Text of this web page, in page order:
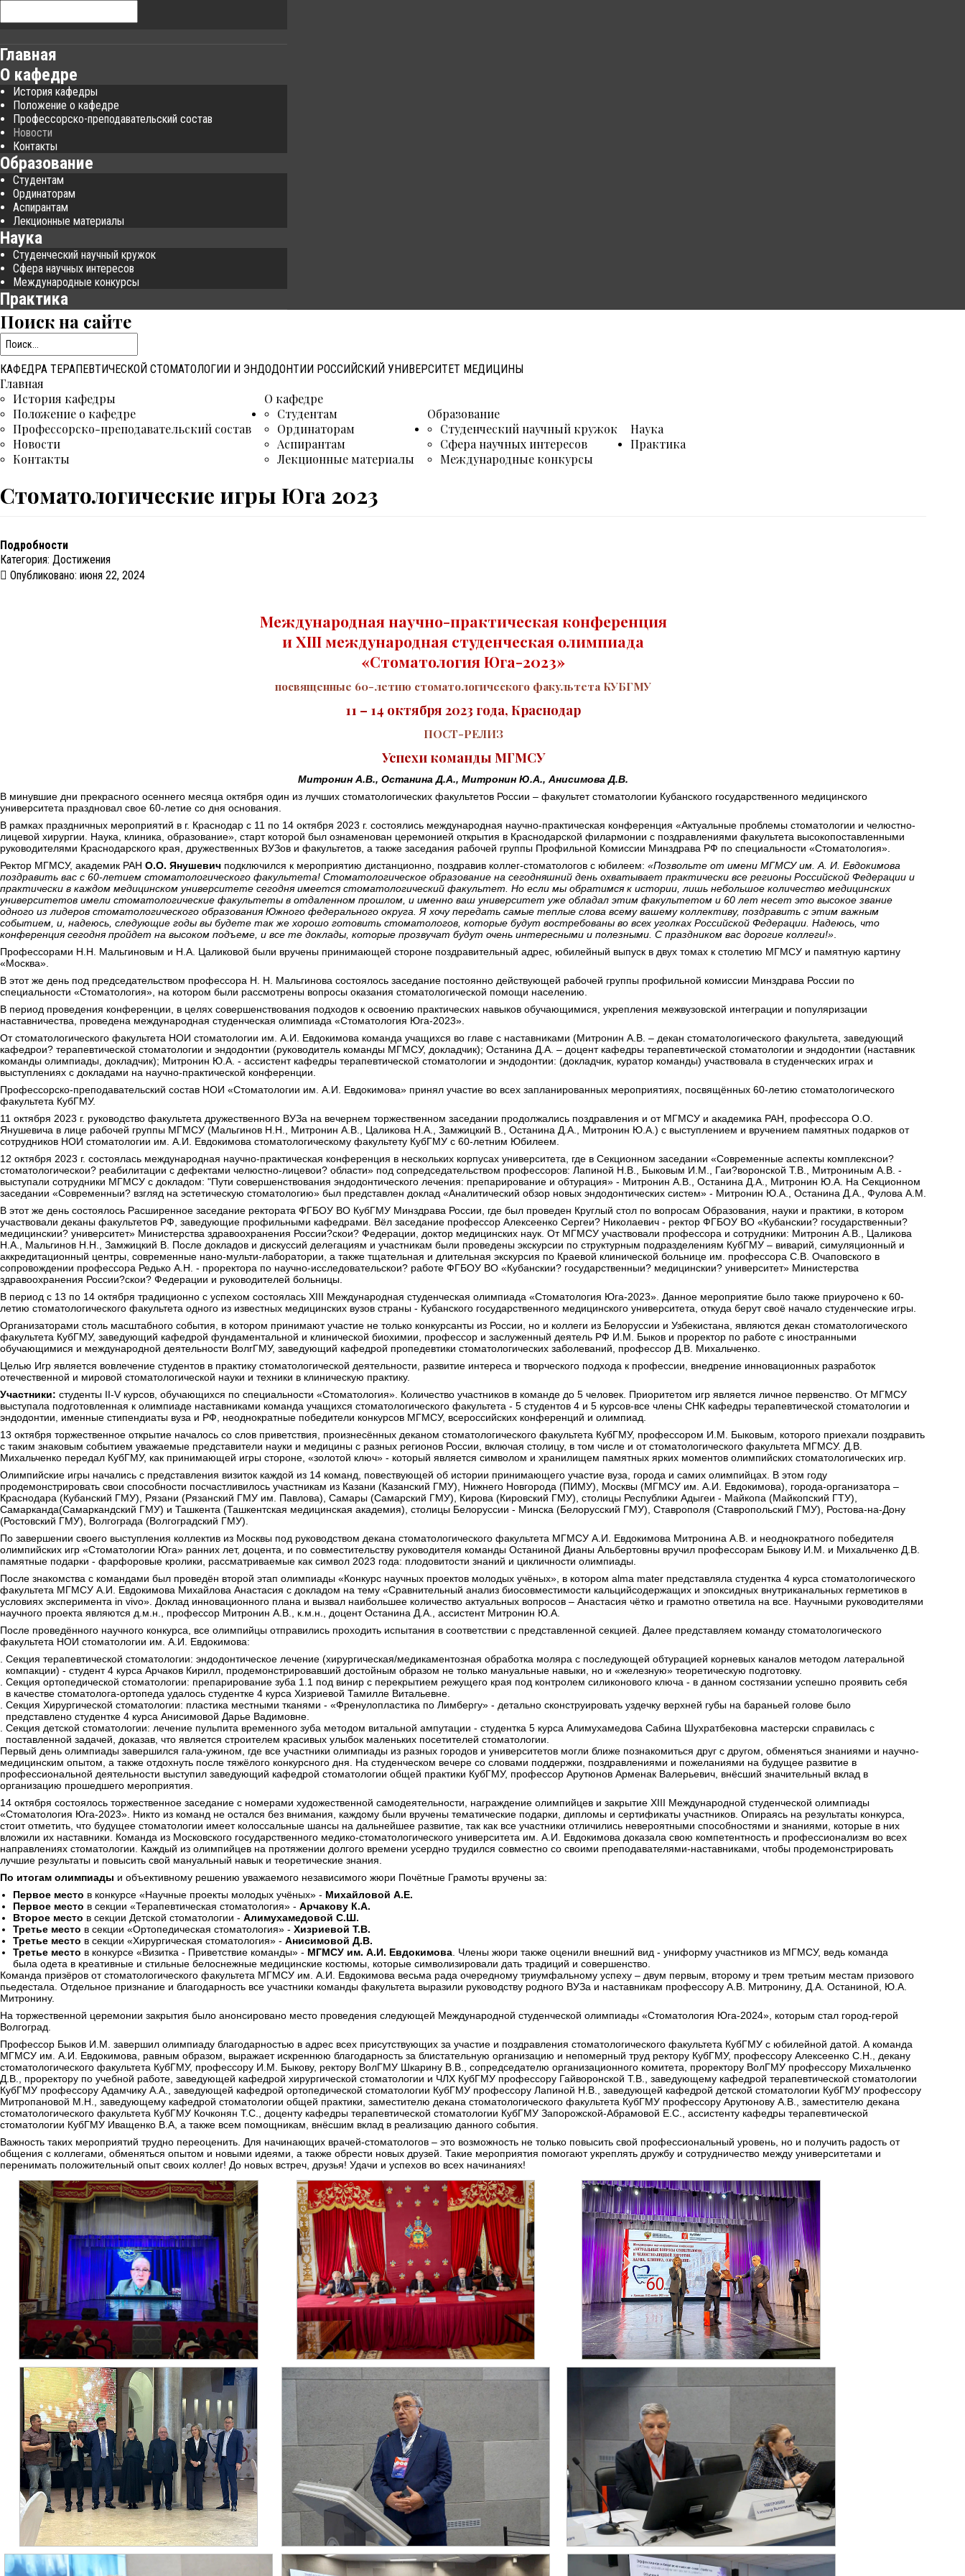
Главная
О кафедре
История кафедры
Положение о кафедре
Профессорско-преподавательский состав
Новости
Контакты
Образование
Студентам
Ординаторам
Аспирантам
Лекционные материалы
Наука
Студенческий научный кружок
Сфера научных интересов
Международные конкурсы
Практика
Поискна сайте
КАФЕДРА ТЕРАПЕВТИЧЕСКОЙ СТОМАТОЛОГИИ И ЭНДОДОНТИИ РОССИЙСКИЙ УНИВЕРСИТЕТ МЕДИЦИНЫ
Главная
О кафедре
История кафедры
Положение о кафедре
Профессорско-преподавательский состав
Новости
Контакты
Образование
Студентам
Ординаторам
Аспирантам
Лекционные материалы
Наука
Студенческий научный кружок
Сфера научных интересов
Международные конкурсы
Практика
Стоматологические игры Юга 2023
Подробности
Категория: Достижения
Опубликовано: июня 22, 2024
Международная научно-практическая конференция
и XIII международная студенческая олимпиада
«Стоматология Юга-2023»
посвященные 60-летию стоматологического факультета КУБГМУ
11 – 14 октября 2023 года, Краснодар
ПОСТ-РЕЛИЗ
Успехи команды МГМСУ
Митронин А.В., Останина Д.А., Митронин Ю.А., Анисимова Д.В.
В минувшие дни прекрасного осеннего месяца октября один из лучших стоматологических факультетов России – факультет стоматологии Кубанского государственного медицинского
университета праздновал свое 60-летие со дня основания.
В рамках праздничных мероприятий в г. Краснодар с 11 по 14 октября 2023 г. состоялись международная научно-практическая конференция «Актуальные проблемы стоматологии и челюстно-
лицевой хирургии. Наука, клиника, образование», старт которой был ознаменован церемонией открытия в Краснодарской филармонии с поздравлениями факультета высокопоставленными
руководителями Краснодарского края, дружественных ВУЗов и факультетов, а также заседания рабочей группы Профильной Комиссии Минздрава РФ по специальности «Стоматология».
Ректор МГМСУ, академик РАН О.О. Янушевич подключился к мероприятию дистанционно, поздравив коллег-стоматологов с юбилеем: «Позвольте от имени МГМСУ им. А. И. Евдокимова
поздравить вас с 60-летием стоматологического факультета! Стоматологическое образование на сегодняшний день охватывает практически все регионы Российской Федерации и
практически в каждом медицинском университете сегодня имеется стоматологический факультет. Но если мы обратимся к истории, лишь небольшое количество медицинских
университетов имели стоматологические факультеты в отдаленном прошлом, и именно ваш университет уже обладал этим факультетом и 60 лет несет это высокое звание
одного из лидеров стоматологического образования Южного федерального округа. Я хочу передать самые теплые слова всему вашему коллективу, поздравить с этим важным
событием, и, надеюсь, следующие годы вы будете так же хорошо готовить стоматологов, которые будут востребованы во всех уголках Российской Федерации. Надеюсь, что
конференция сегодня пройдет на высоком подъеме, и все те доклады, которые прозвучат будут очень интересными и полезными. С праздником вас дорогие коллеги!»
Профессорами Н.Н. Мальгиновым и Н.А. Цаликовой были вручены принимающей стороне поздравительный адрес, юбилейный выпуск в двух томах к столетию МГМСУ и памятную картину
«Москва».
В этот же день под председательством профессора Н. Н. Мальгинова состоялось заседание постоянно действующей рабочей группы профильной комиссии Минздрава России по
специальности «Стоматология», на котором были рассмотрены вопросы оказания стоматологической помощи населению.
В период проведения конференции, в целях совершенствования подходов к освоению практических навыков обучающимися, укрепления межвузовской интеграции и популяризации
наставничества, проведена международная студенческая олимпиада «Стоматология Юга-2023».
От стоматологического факультета НОИ стоматологии им. А.И. Евдокимова команда учащихся во главе с наставниками (Митронин А.В. – декан стоматологического факультета, заведующий
кафедрои? терапевтической стоматологии и эндодонтии (руководитель команды МГМСУ, докладчик); Останина Д.А. – доцент кафедры терапевтической стоматологии и эндодонтии (наставник
команды олимпиады, докладчик); Митронин Ю.А. - ассистент кафедры терапевтической стоматологии и эндодонтии: (докладчик, куратор команды) участвовала в студенческих играх и
выступлениях с докладами на научно-практической конференции.
Профессорско-преподавательский состав НОИ «Стоматологии им. А.И. Евдокимова» принял участие во всех запланированных мероприятиях, посвящённых 60-летию стоматологического
факультета КубГМУ.
11 октября 2023 г. руководство факультета дружественного ВУЗа на вечернем торжественном заседании продолжались поздравления и от МГМСУ и академика РАН, профессора О.О.
Янушевича в лице рабочей группы МГМСУ (Мальгинов Н.Н., Митронин А.В., Цаликова Н.А., Замжицкий В., Останина Д.А., Митронин Ю.А.) с выступлением и вручением памятных подарков от
сотрудников НОИ стоматологии им. А.И. Евдокимова стоматологическому факультету КубГМУ с 60-летним Юбилеем.
12 октября 2023 г. состоялась международная научно-практическая конференция в нескольких корпусах университета, где в Секционном заседании «Современные аспекты комплекснои?
стоматологическои? реабилитации с дефектами челюстно-лицевои? области» под сопредседательством профессоров: Лапиной Н.В., Быковым И.М., Гаи?воронской Т.В., Митрониным А.В. -
выступали сотрудники МГМСУ с докладом: "Пути совершенствования эндодонтического лечения: препарирование и обтурация» - Митронин А.В., Останина Д.А., Митронин Ю.А. На Секционном
заседании «Современныи? взгляд на эстетическую стоматологию» был представлен доклад «Аналитический обзор новых эндодонтических систем» - Митронин Ю.А., Останина Д.А., Фулова А.М.
В этот же день состоялось Расширенное заседание ректората ФГБОУ ВО КубГМУ Минздрава России, где был проведен Круглый стол по вопросам Образования, науки и практики, в котором
участвовали деканы факультетов РФ, заведующие профильными кафедрами. Вёл заседание профессор Алексеенко Сергеи? Николаевич - ректор ФГБОУ ВО «Кубанскии? государственныи?
медицинскии? университет» Министерства здравоохранения России?скои? Федерации, доктор медицинских наук. От МГМСУ участвовали профессора и сотрудники: Митронин А.В., Цаликова
Н.А., Мальгинов Н.Н., Замжицкий В. После докладов и дискуссий делегациям и участникам были проведены экскурсии по структурным подразделениям КубГМУ – виварий, симуляционный и
аккредитационный центры, современные нано-мульти-лаборатории, а также тщательная и длительная экскурсия по Краевой клинической больнице им. профессора С.В. Очаповского в
сопровождении профессора Редько А.Н. - проректора по научно-исследовательскои? работе ФГБОУ ВО «Кубанскии? государственныи? медицинскии? университет» Министерства
здравоохранения России?скои? Федерации и руководителей больницы.
В период с 13 по 14 октября традиционно с успехом состоялась XIII Международная студенческая олимпиада «Стоматология Юга-2023». Данное мероприятие было также приурочено к 60-
летию стоматологического факультета одного из известных медицинских вузов страны - Кубанского государственного медицинского университета, откуда берут своё начало студенческие игры.
Организаторами столь масштабного события, в котором принимают участие не только конкурсанты из России, но и коллеги из Белоруссии и Узбекистана, являются декан стоматологического
факультета КубГМУ, заведующий кафедрой фундаментальной и клинической биохимии, профессор и заслуженный деятель РФ И.М. Быков и проректор по работе с иностранными
обучающимися и международной деятельности ВолгГМУ, заведующий кафедрой пропедевтики стоматологических заболеваний, профессор Д.В. Михальченко.
Целью Игр является вовлечение студентов в практику стоматологической деятельности, развитие интереса и творческого подхода к профессии, внедрение инновационных разработок
отечественной и мировой стоматологической науки и техники в клиническую практику.
Участники: студенты II-V курсов, обучающихся по специальности «Стоматология». Количество участников в команде до 5 человек. Приоритетом игр является личное первенство. От МГМСУ
выступала подготовленная к олимпиаде наставниками команда учащихся стоматологического факультета - 5 студентов 4 и 5 курсов-все члены СНК кафедры терапевтической стоматологии и
эндодонтии, именные стипендиаты вуза и РФ, неоднократные победители конкурсов МГМСУ, всероссийских конференций и олимпиад.
13 октября торжественное открытие началось со слов приветствия, произнесённых деканом стоматологического факультета КубГМУ, профессором И.М. Быковым, которого приехали поздравить
с таким знаковым событием уважаемые представители науки и медицины с разных регионов России, включая столицу, в том числе и от стоматологического факультета МГМСУ. Д.В.
Михальченко передал КубГМУ, как принимающей игры стороне, «золотой ключ» - который является символом и хранилищем памятных ярких моментов олимпийских стоматологических игр.
Олимпийские игры начались с представления визиток каждой из 14 команд, повествующей об истории принимающего участие вуза, города и самих олимпийцах. В этом году
продемонстрировать свои способности посчастливилось участникам из Казани (Казанский ГМУ), Нижнего Новгорода (ПИМУ), Москвы (МГМСУ им. А.И. Евдокимова), города-организатора –
Краснодара (Кубанский ГМУ), Рязани (Рязанский ГМУ им. Павлова), Самары (Самарский ГМУ), Кирова (Кировский ГМУ), столицы Республики Адыгеи - Майкопа (Майкопский ГТУ),
Самарканда(Самаркандский ГМУ) и Ташкента (Ташкентская медицинская академия), столицы Белоруссии - Минска (Белорусский ГМУ), Ставрополя (Ставропольский ГМУ), Ростова-на-Дону
(Ростовский ГМУ), Волгограда (Волгоградский ГМУ).
По завершении своего выступления коллектив из Москвы под руководством декана стоматологического факультета МГМСУ А.И. Евдокимова Митронина А.В. и неоднократного победителя
олимпийских игр «Стоматологии Юга» ранних лет, доцента, и по совместительству руководителя команды Останиной Дианы Альбертовны вручил профессорам Быкову И.М. и Михальченко Д.В.
памятные подарки - фарфоровые кролики, рассматриваемые как символ 2023 года: плодовитости знаний и цикличности олимпиады.
После знакомства с командами был проведён второй этап олимпиады «Конкурс научных проектов молодых учёных», в котором alma mater представляла студентка 4 курса стоматологического
факультета МГМСУ А.И. Евдокимова Михайлова Анастасия с докладом на тему «Сравнительный анализ биосовместимости кальцийсодержащих и эпоксидных внутриканальных герметиков в
условиях эксперимента in vivo». Доклад инновационного плана и вызвал наибольшее количество актуальных вопросов – Анастасия чётко и грамотно ответила на все. Научными руководителями
научного проекта являются д.м.н., профессор Митронин А.В., к.м.н., доцент Останина Д.А., ассистент Митронин Ю.А.
После проведённого научного конкурса, все олимпийцы отправились проходить испытания в соответствии с представленной секцией. Далее представляем команду стоматологического
факультета НОИ стоматологии им. А.И. Евдокимова:
Секция терапевтической стоматологии: эндодонтическое лечение (хирургическая/медикаментозная обработка моляра с последующей обтурацией корневых каналов методом латеральной
компакции) - студент 4 курса Арчаков Кирилл, продемонстрировавший достойным образом не только мануальные навыки, но и «железную» теоретическую подготовку.
Секция ортопедической стоматологии: препарирование зуба 1.1 под винир с перекрытием режущего края под контролем силиконового ключа - в данном состязании успешно проявить себя
в качестве стоматолога-ортопеда удалось студентке 4 курса Хизриевой Тамилле Витальевне.
Секция Хирургической стоматологии: пластика местными тканями - «Френулопластика по Лимбергу» - детально сконструировать уздечку верхней губы на бараньей голове было
представлено студентке 4 курса Анисимовой Дарье Вадимовне.
Секция детской стоматологии: лечение пульпита временного зуба методом витальной ампутации - студентка 5 курса Алимухамедова Сабина Шухратбековна мастерски справилась с
поставленной задачей, доказав, что является строителем красивых улыбок маленьких посетителей стоматологии.
Первый день олимпиады завершился гала-ужином, где все участники олимпиады из разных городов и университетов могли ближе познакомиться друг с другом, обменяться знаниями и научно-
медицинским опытом, а также отдохнуть после тяжёлого конкурсного дня. На студенческом вечере со словами поддержки, поздравлениями и пожеланиями на будущее развитие в
профессиональной деятельности выступил заведующий кафедрой стоматологии общей практики КубГМУ, профессор Арутюнов Арменак Валерьевич, внёсший значительный вклад в
организацию прошедшего мероприятия.
14 октября состоялось торжественное заседание с номерами художественной самодеятельности, награждение олимпийцев и закрытие XIII Международной студенческой олимпиады
«Стоматология Юга-2023». Никто из команд не остался без внимания, каждому были вручены тематические подарки, дипломы и сертификаты участников. Опираясь на результаты конкурса,
стоит отметить, что будущее стоматологии имеет колоссальные шансы на дальнейшее развитие, так как все участники отличились невероятными способностями и знаниями, которые в них
вложили их наставники. Команда из Московского государственного медико-стоматологического университета им. А.И. Евдокимова доказала свою компетентность и профессионализм во всех
направлениях стоматологии. Каждый из олимпийцев на протяжении долгого времени усердно трудился совместно со своими преподавателями-наставниками, чтобы продемонстрировать
лучшие результаты и повысить свой мануальный навык и теоретические знания.
По итогам олимпиады и объективному решению уважаемого независимого жюри Почётные Грамоты вручены за:
Первое место в конкурсе «Научные проекты молодых учёных» - Михайловой А.Е.
Первое место в секции «Терапевтическая стоматология» - Арчакову К.А.
Второе место в секции Детской стоматологии - Алимухамедовой С.Ш.
Третье место в секции «Ортопедическая стоматология» - Хизриевой Т.В.
Третье место в секции «Хирургическая стоматология» - Анисимовой Д.В.
Третье место в конкурсе «Визитка - Приветствие команды» - МГМСУ им. А.И. Евдокимова . Члены жюри также оценили внешний вид - униформу участников из МГМСУ, ведь команда
была одета в креативные и стильные белоснежные медицинские костюмы, которые символизировали дать традиций и совершенство.
Команда призёров от стоматологического факультета МГМСУ им. А.И. Евдокимова весьма рада очередному триумфальному успеху – двум первым, второму и трем третьим местам призового
пьедестала. Отдельное признание и благодарность все участники команды факультета выразили руководству родного ВУЗа и наставникам профессору А.В. Митронину, Д.А. Останиной, Ю.А.
Митронину.
На торжественной церемонии закрытия было анонсировано место проведения следующей Международной студенческой олимпиады «Стоматология Юга-2024», которым стал город-герой
Волгоград.
Профессор Быков И.М. завершил олимпиаду благодарностью в адрес всех присутствующих за участие и поздравления стоматологического факультета КубГМУ с юбилейной датой. А команда
МГМСУ им. А.И. Евдокимова, равным образом, выражает искреннюю благодарность за блистательную организацию и непомерный труд ректору КубГМУ, профессору Алексеенко С.Н., декану
стоматологического факультета КубГМУ, профессору И.М. Быкову, ректору ВолГМУ Шкарину В.В., сопредседателю организационного комитета, проректору ВолГМУ профессору Михальченко
Д.В., проректору по учебной работе, заведующей кафедрой хирургической стоматологии и ЧЛХ КубГМУ профессору Гайворонской Т.В., заведующему кафедрой терапевтической стоматологии
КубГМУ профессору Адамчику А.А., заведующей кафедрой ортопедической стоматологии КубГМУ профессору Лапиной Н.В., заведующей кафедрой детской стоматологии КубГМУ профессору
Митропановой М.Н., заведующему кафедрой стоматологии общей практики, заместителю декана стоматологического факультета КубГМУ профессору Арутюнову А.В., заместителю декана
стоматологического факультета КубГМУ Кочконян Т.С., доценту кафедры терапевтической стоматологии КубГМУ Запорожской-Абрамовой Е.С., ассистенту кафедры терапевтической
стоматологии КубГМУ Иващенко В.А, а также всем помощникам, внёсшим вклад в реализацию данного события.
Важность таких мероприятий трудно переоценить. Для начинающих врачей-стоматологов – это возможность не только повысить свой профессиональный уровень, но и получить радость от
общения с коллегами, обменяться опытом и новыми идеями, а также обрести новых друзей. Такие мероприятия помогают укреплять дружбу и сотрудничество между университетами и
перенимать положительный опыт своих коллег! До новых встреч, друзья! Удачи и успехов во всех начинаниях!